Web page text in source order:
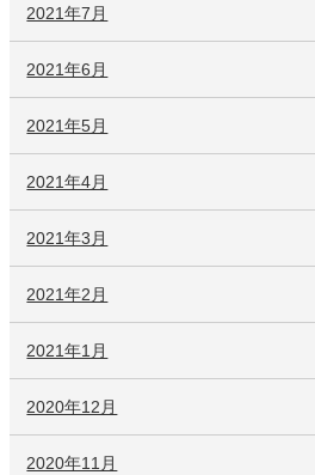
2021年7月
2021年6月
2021年5月
2021年4月
2021年3月
2021年2月
2021年1月
2020年12月
2020年11月